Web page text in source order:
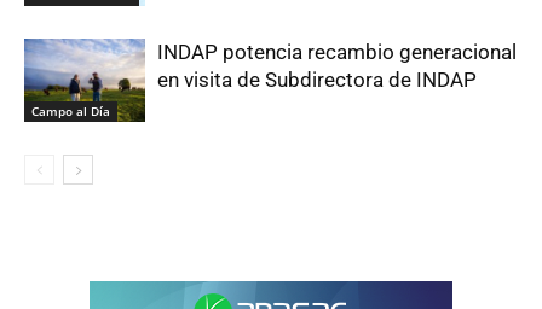
Campo al Día
INDAP potencia recambio generacional
en visita de Subdirectora de INDAP